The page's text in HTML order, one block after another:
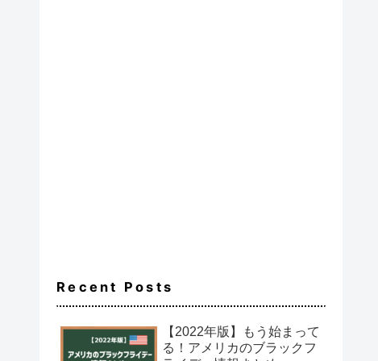
Recent Posts
【2022年版】もう始まって
る！アメリカのブラックフ